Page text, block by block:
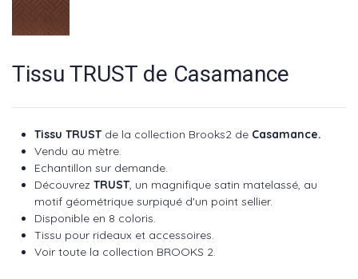
Tissu TRUST de Casamance
Tissu TRUSTde la collection Brooks2 de Casamance.
Vendu au mètre.
Echantillon sur demande.
Découvrez TRUST, un magnifique satin matelassé, au
motif géométrique surpiqué d'un point sellier.
Disponible en 8 coloris.
Tissu pour rideaux et accessoires.
Voir toute la collection BROOKS 2